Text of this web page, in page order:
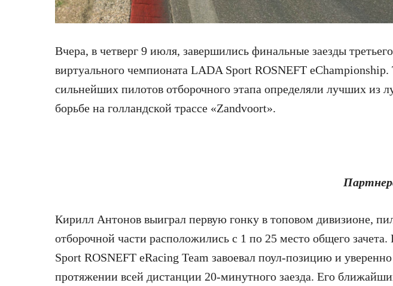
Вчера, в четверг 9 июля, завершились финальные заезды
виртуального чемпионата LADA Sport ROSNEFT eChampionship.
сильнейших пилотов отборочного этапа определяли лучших из
борьбе на голландской трассе «Zandvoort».
Кирилл Антонов выиграл первую гонку в топовом дивизионе,
отборочной части расположились с 1 по 25 место общего
Sport ROSNEFT eRacing Team завоевал поул-позицию и
протяжении всей дистанции 20-минутного заезда. Его